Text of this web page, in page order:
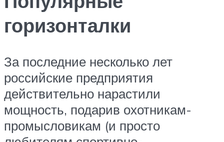
горизонталки
За последние несколько лет
российские предприятия
действительно нарастили
мощность, подарив охотникам-
промысловикам (и просто